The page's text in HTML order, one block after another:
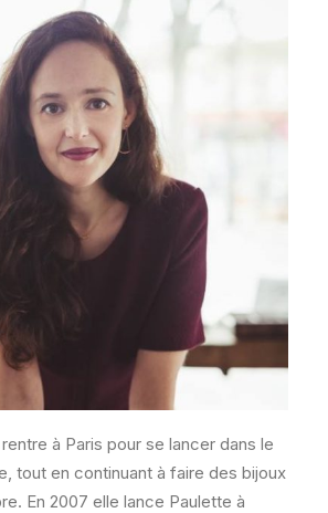
à Paris pour se lancer dans le
tout en continuant à faire des bijoux
En 2007 elle lance Paulette à